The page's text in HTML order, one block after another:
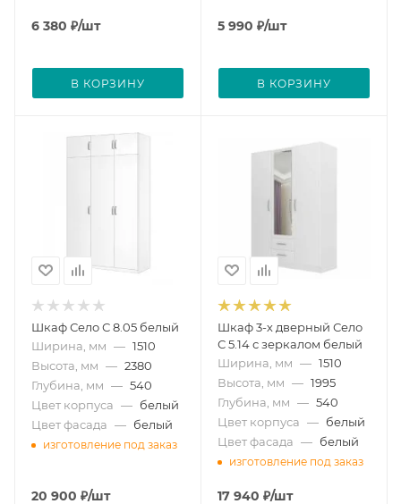
6 380 ₽/шт
В КОРЗИНУ
5 990 ₽/шт
В КОРЗИНУ
Шкаф Село С 8.05 белый
Ширина, мм — 1510
Высота, мм — 2380
Глубина, мм — 540
Цвет корпуса — белый
Цвет фасада — белый
изготовление под заказ
20 900 ₽/шт
Шкаф 3-х дверный Село
С 5.14 с зеркалом белый
Ширина, мм — 1510
Высота, мм — 1995
Глубина, мм — 540
Цвет корпуса — белый
Цвет фасада — белый
изготовление под заказ
17 940 ₽/шт